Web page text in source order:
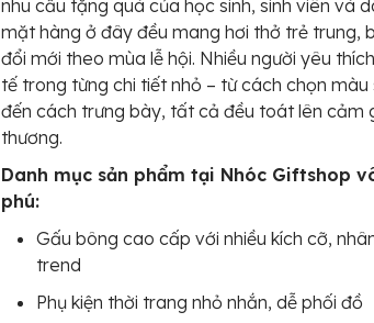
nhu cầu tặng quà của học sinh, sinh viên và
mặt hàng ở đây đều mang hơi thở trẻ trung,
đổi mới theo mùa lễ hội. Nhiều người yêu
tế trong từng chi tiết nhỏ – từ cách chọn màu
đến cách trưng bày, tất cả đều toát lên cảm
thương.
Danh mục sản phẩm tại Nhóc Giftshop
phú:
Gấu bông cao cấp với nhiều kích cỡ,
trend
Phụ kiện thời trang nhỏ nhắn, dễ phối đồ